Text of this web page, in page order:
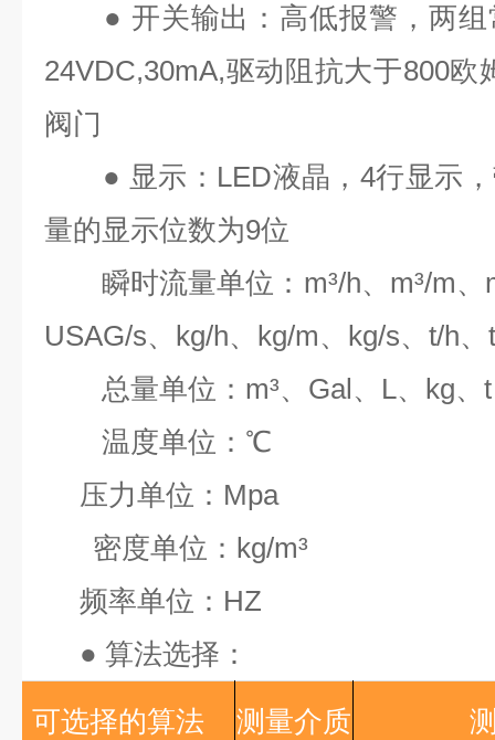
● 开关输出：高低报警，两
24VDC,30mA,驱动阻抗大于800欧
阀门
● 显示： LED液晶， 4行显示
量的显示位数为9位
瞬时流量单位： m³/h、 m³/m、
USAG/s、 kg/h、 kg/m、 kg/s、 t/h、
总量单位： m³、 Gal、 L、 kg、 t
温度单位： ℃
压力单位： Mpa
密度单位： kg/m³
频率单位： HZ
● 算法选择：
可选择的算法 测量介质